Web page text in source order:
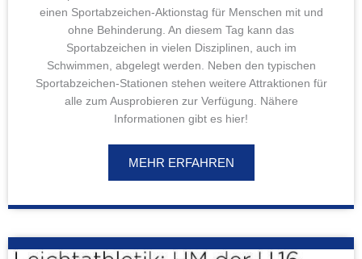
einen Sportabzeichen-Aktionstag für Menschen mit und
ohne Behinderung. An diesem Tag kann das
Sportabzeichen in vielen Disziplinen, auch im
Schwimmen, abgelegt werden. Neben den typischen
Sportabzeichen-Stationen stehen weitere Attraktionen für
alle zum Ausprobieren zur Verfügung. Nähere
Informationen gibt es hier!
MEHR ERFAHREN